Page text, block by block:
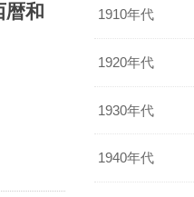
暦和
1910年代
1920年代
1930年代
1940年代